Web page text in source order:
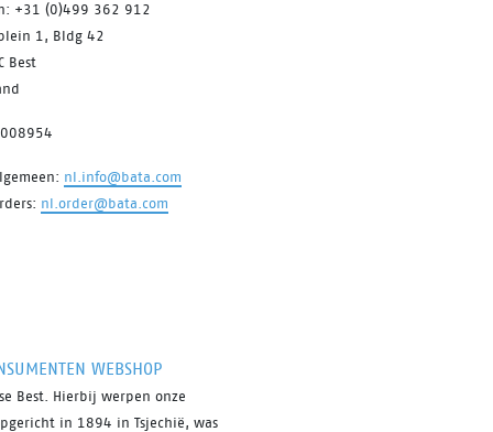
+31 (0)499 362 912
1, Bldg 42
Best
nl.info@bata.com
nl.order@bata.com
WEBSHOP
Best. Hierbij werpen onze
in 1894 in Tsjechië, was